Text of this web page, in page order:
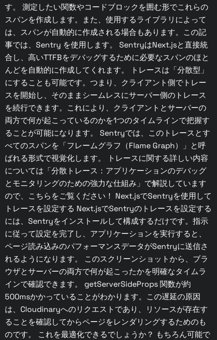
す。 測定したい関数やコードブロックを囲む形でこれらの
スパンを作成します。また、使用するライブラリによって
は、スパンが自動的に作成される場合もあります。この記
事では、Sentry を使用します。 SentryはNext.jsと直接統
合し、高いTTFBをデバッグするために必要なスパンのほと
んどを自動的に作成してくれます。 トレースは「分散型」
にすることも可能です。つまり、クライアント側でトレー
スを開始し、そのままシームレスにサーバー側のトレース
を続行できます。これにより、クライアントとサーバーの
両方で何が起こっているのかを1つのタイムラインで把握す
ることが可能になります。 Sentryでは、このトレースとす
べてのスパンを「フレームグラフ（Flame Graph）」と呼
ばれる形式で視覚化します。 トレースに関する詳しい内容
については「分散トレース：アプリケーションのデバッグ
とモニタリングのための強力な仕組み」で解説しています
ので、こちらをご覧ください！ Next.jsでSentryを使用して
トレースを設定する Next.jsでSentryのトレースを設定する
には、Sentryをインストールして構成するだけです。指示
に従って設定を完了し、アプリケーションを実行すると、
ページ読み込みのパフォーマンスデータがSentryに送信さ
れるようになります。 このスクリーンショットから、ブラ
ウザとサーバーの両方で何が起こったかを明確なタイムラ
インで確認できます。 getServerSideProps 関数が約
500msかかっていることがわかります。この遅延の原因
は、Cloudinaryへのリクエストであり、リソースが存在す
ることを確認してからページをレンダリングするためのも
のです。 これを最適化できるでしょうか？ もちろん可能で